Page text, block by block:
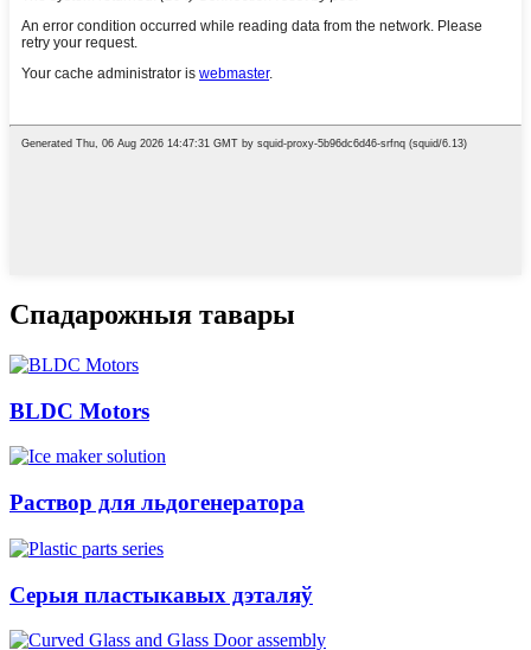
Спадарожныя тавары
BLDC Motors
Раствор для льдогенератора
Серыя пластыкавых дэталяў